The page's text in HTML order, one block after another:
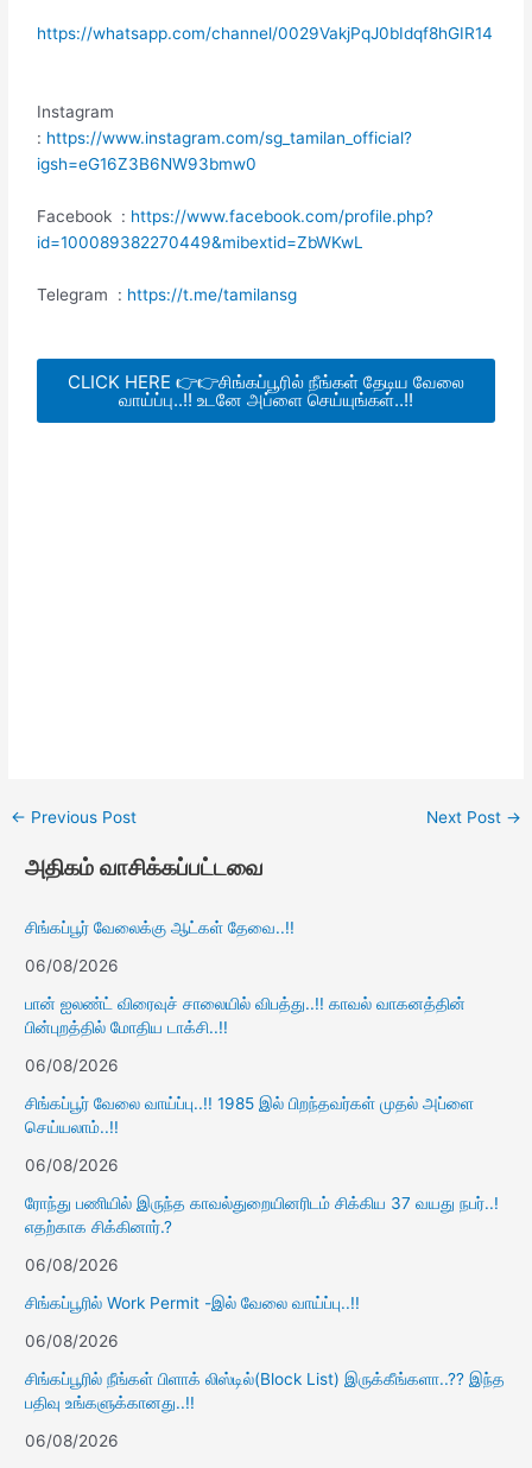
https://whatsapp.com/channel/0029VakjPqJ0bIdqf8hGIR14
Instagram
: https://www.instagram.com/sg_tamilan_official?
igsh=eG16Z3B6NW93bmw0
Facebook : https://www.facebook.com/profile.php?
id=100089382270449&mibextid=ZbWKwL
Telegram : https://t.me/tamilansg
CLICK HERE 👉👉சிங்கப்பூரில் நீங்கள் தேடிய வேலை
வாய்ப்பு..!! உடனே அப்ளை செய்யுங்கள்..!!
← Previous Post Next Post →
அதிகம் வாசிக்கப்பட்டவை
சிங்கப்பூர் வேலைக்கு ஆட்கள் தேவை..!!
06/08/2026
பான் ஐலண்ட் விரைவுச் சாலையில் விபத்து..!! காவல் வாகனத்தின்
பின்புறத்தில் மோதிய டாக்சி..!!
06/08/2026
சிங்கப்பூர் வேலை வாய்ப்பு..!! 1985 இல் பிறந்தவர்கள் முதல் அப்ளை
செய்யலாம்..!!
06/08/2026
ரோந்து பணியில் இருந்த காவல்துறையினரிடம் சிக்கிய 37 வயது நபர்..!
எதற்காக சிக்கினார்.?
06/08/2026
சிங்கப்பூரில் Work Permit -இல் வேலை வாய்ப்பு..!!
06/08/2026
சிங்கப்பூரில் நீங்கள் பிளாக் லிஸ்டில்(Block List) இருக்கீங்களா..?? இந்த
பதிவு உங்களுக்கானது..!!
06/08/2026